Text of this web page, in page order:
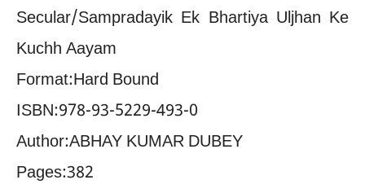
Secular/Sampradayik Ek Bhartiya Uljhan Ke
Kuchh Aayam
Format:Hard Bound
ISBN:978-93-5229-493-0
Author:ABHAY KUMAR DUBEY
Pages:382